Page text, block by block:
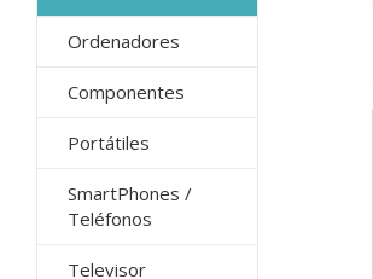
Ordenadores
Componentes
Portátiles
SmartPhones /
Teléfonos
Televisor